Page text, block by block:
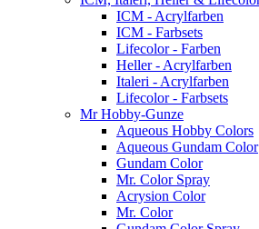
ICM - Acrylfarben
ICM - Farbsets
Lifecolor - Farben
Heller - Acrylfarben
Italeri - Acrylfarben
Lifecolor - Farbsets
Mr Hobby-Gunze
Aqueous Hobby Colors
Aqueous Gundam Color
Gundam Color
Mr. Color Spray
Acrysion Color
Mr. Color